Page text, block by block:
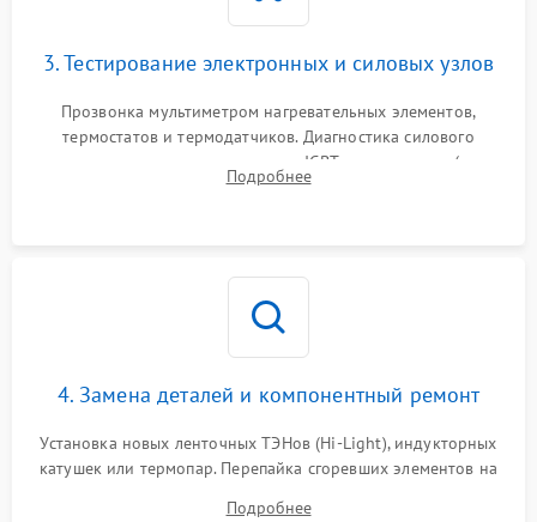
3. Тестирование электронных и силовых узлов
Прозвонка мультиметром нагревательных элементов,
термостатов и термодатчиков. Диагностика силового
модуля, реле, диодных мостов и IGBT-транзисторов (для
индукции). Проверка кранов и газ-контроля (для газовых
Подробнее
4. Замена деталей и компонентный ремонт
Установка новых ленточных ТЭНов (Hi-Light), индукторных
катушек или термопар. Перепайка сгоревших элементов на
Подробнее